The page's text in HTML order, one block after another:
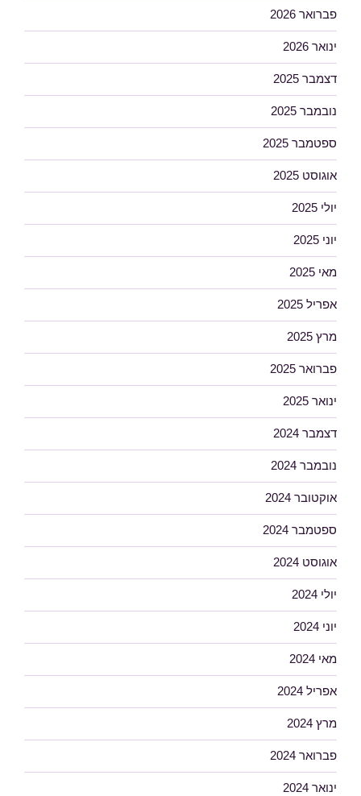
פברואר 2026
ינואר 2026
דצמבר 2025
נובמבר 2025
ספטמבר 2025
אוגוסט 2025
יולי 2025
יוני 2025
מאי 2025
אפריל 2025
מרץ 2025
פברואר 2025
ינואר 2025
דצמבר 2024
נובמבר 2024
אוקטובר 2024
ספטמבר 2024
אוגוסט 2024
יולי 2024
יוני 2024
מאי 2024
אפריל 2024
מרץ 2024
פברואר 2024
ינואר 2024